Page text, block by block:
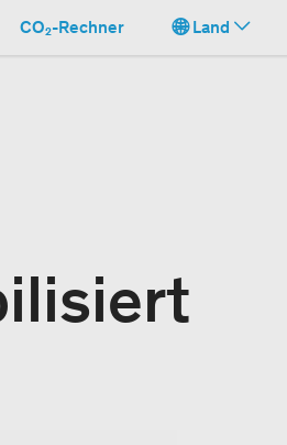
CO₂-Rechner Land